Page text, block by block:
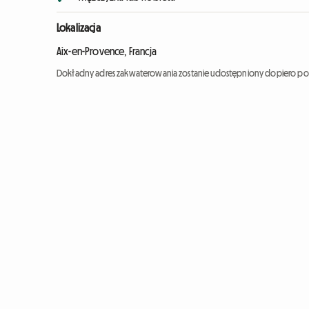
Lokalizacja
Aix-en-Provence, Francja
Dokładny adres zakwaterowania zostanie udostępniony dopiero